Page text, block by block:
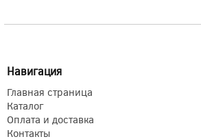
Навигация
Главная страница
Каталог
Оплата и доставка
Контакты